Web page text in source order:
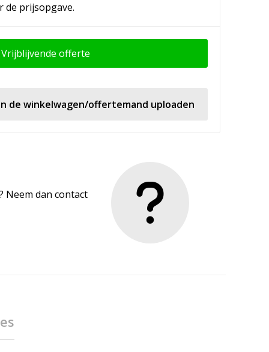
de prijsopgave.
Vrijblijvende offerte
de winkelwagen/offertemand uploaden
Neem dan contact